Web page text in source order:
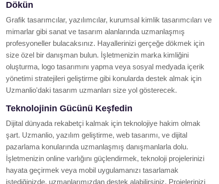
Dökün
Grafik tasarımcılar, yazılımcılar, kurumsal kimlik tasarımcıları ve
mimarlar gibi sanat ve tasarım alanlarında uzmanlaşmış
profesyoneller bulacaksınız. Hayallerinizi gerçeğe dökmek için
size özel bir danışman bulun. İşletmenizin marka kimliğini
oluşturma, logo tasarımını yapma veya sosyal medyada içerik
yönetimi stratejileri geliştirme gibi konularda destek almak için
Uzmanlio'daki tasarım uzmanları size yol gösterecek.
Teknolojinin Gücünü Keşfedin
Dijital dünyada rekabetçi kalmak için teknolojiye hakim olmak
şart. Uzmanlio, yazılım geliştirme, web tasarımı, ve dijital
pazarlama konularında uzmanlaşmış danışmanlarla dolu.
İşletmenizin online varlığını güçlendirmek, teknoloji projelerinizi
hayata geçirmek veya mobil uygulamanızı tasarlamak
istediğinizde, uzmanlarımızdan destek alabilirsiniz. Projelerinizi